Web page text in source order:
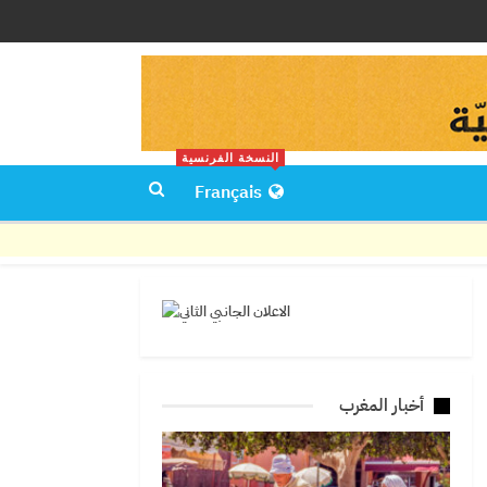
Français
النسخة الفرنسية
أخبار المغرب